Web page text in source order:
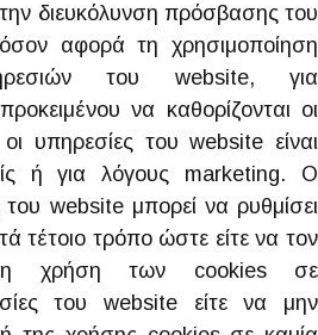
διευκόλυνση πρόσβασης του
αφορά τη χρησιμοποίηση
του website, για
να καθορίζονται οι
υπηρεσίες του website είναι
ή για λόγους marketing. Ο
website μπορεί να ρυθμίσει
τέτοιο τρόπο ώστε είτε να τον
τη χρήση των cookies σε
του website είτε να μην